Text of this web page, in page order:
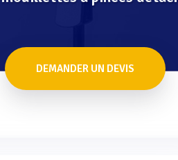
DEMANDER UN DEVIS